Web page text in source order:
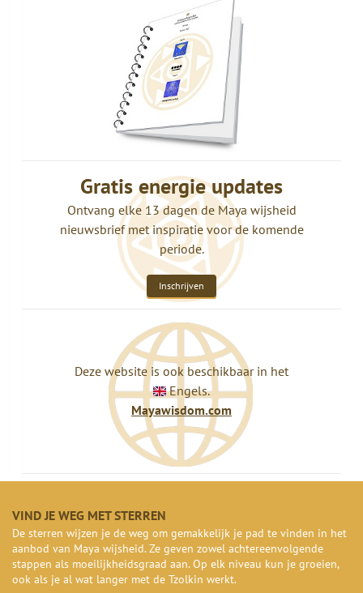
Gratis energie updates
Ontvang elke 13 dagen de Maya wijsheid
nieuwsbrief met inspiratie voor de komende
periode.
Inschrijven
Deze website is ook beschikbaar in het
Engels.
Mayawisdom.com
VIND JE WEG MET STERREN
De sterren wijzen je de weg om gemakkelijk je pad te vinden in het
aanbod van Maya wijsheid. Ze geven zowel achtereenvolgende
stappen als moeilijkheidsgraad aan. Op elk niveau kun je groeien,
ook als je al wat langer met de Tzolkin werkt.